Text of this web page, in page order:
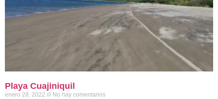
Playa Cuajiniquil
enero 28, 2022 No hay comentarios